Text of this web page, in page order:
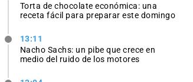
Torta de chocolate económica: una
receta fácil para preparar este domingo
13:11
Nacho Sachs: un pibe que crece en
medio del ruido de los motores